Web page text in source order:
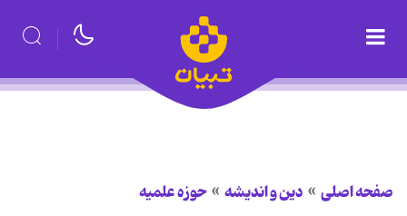
صفحه اصلی دین و اندیشه حوزه علمیه